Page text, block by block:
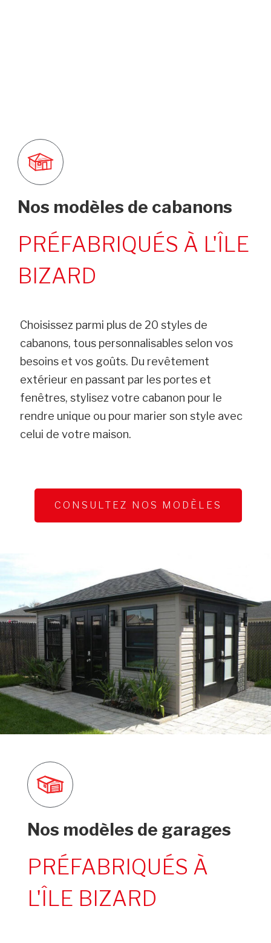
Nos modèles de cabanons
PRÉFABRIQUÉS À L'ÎLE
BIZARD
Choisissez parmi plus de 20 styles de
cabanons, tous personnalisables selon vos
besoins et vos goûts. Du revêtement
extérieur en passant par les portes et
fenêtres, stylisez votre cabanon pour le
rendre unique ou pour marier son style avec
celui de votre maison.
CONSULTEZ NOS MODÈLES
Nos modèles de garages
PRÉFABRIQUÉS À
L'ÎLE BIZARD